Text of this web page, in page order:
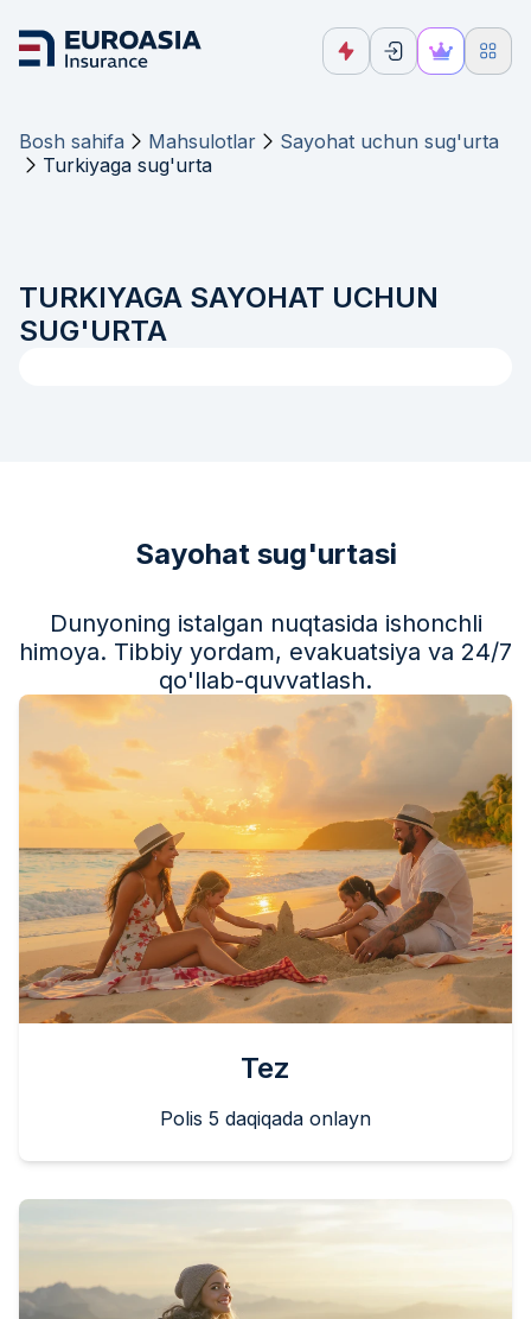
Bosh sahifa Mahsulotlar
Sayohat uchun sug'urta
Turkiyaga sug'urta
TURKIYAGA SAYOHAT UCHUN
SUG'URTA
Sayohat sug'urtasi
Dunyoning istalgan nuqtasida ishonchli
himoya. Tibbiy yordam, evakuatsiya va 24/7
qo'llab-quvvatlash.
Tez
Polis 5 daqiqada onlayn